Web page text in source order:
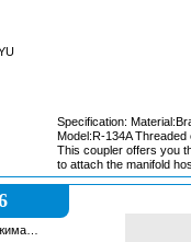
Specification:
Model:R-134A
This coupler offers you
to attach the manifold
Auto/Car AC R134a
pressure side Compact